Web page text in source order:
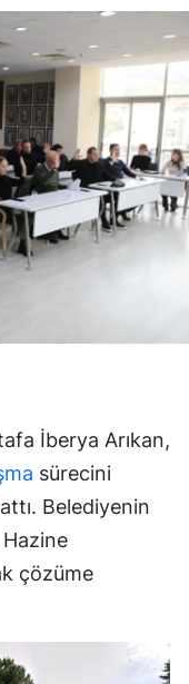
İberya Arıkan,
sürecini
Belediyenin
çözüme